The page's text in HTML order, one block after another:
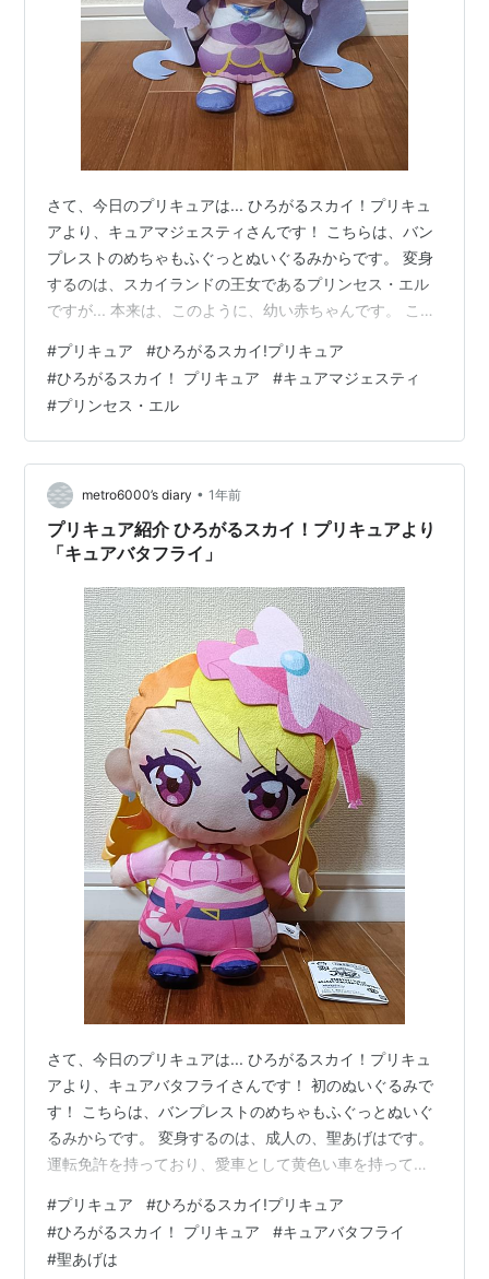
さて、今日のプリキュアは... ひろがるスカイ！プリキュ
アより、キュアマジェスティさんです！ こちらは、バン
プレストのめちゃもふぐっとぬいぐるみからです。 変身
するのは、スカイランドの王女であるプリンセス・エル
ですが... 本来は、このように、幼い赤ちゃんです。 こち
場する赤ちゃんキャラとしては、HUGっと！プリキュア
のはぐたん以来となります*1。 口癖は「えるぅ！」で、
次第に舌足らずながら喋れるようになります。 第1話でア
ンダーク帝国のカバトンに誘拐されたことをきっかけに
ソラシド市に来て、ソラたちの手で救出された後は、ひ
とまずましろの家に居…
#プリキュア #ひろがるスカイ!プリキュア
#ひろがるスカイ！ プリキュア #キュアマジェスティ
#プリンセス・エル
metro6000’s diary • 1年前
プリキュア紹介 ひろがるスカイ！プリキュアより
「キュアバタフライ」
さて、今日のプリキュアは... ひろがるスカイ！プリキュ
アより、キュアバタフライさんです！ 初のぬいぐるみで
す！ こちらは、バンプレストのめちゃもふぐっとぬいぐ
るみからです。 変身するのは、成人の、聖あげはです。
運転免許を持っており、愛車として黄色い車を持ってい
は、実習に向かった保育園で、「たける」という園児と
出会い、彼の間違った「正義」の考え方を改めさせまし
た。 声を当てたのは、七瀬彩夏さんです。七瀬彩夏さん
#プリキュア #ひろがるスカイ!プリキュア
#ひろがるスカイ！ プリキュア #キュアバタフライ
#聖あげは